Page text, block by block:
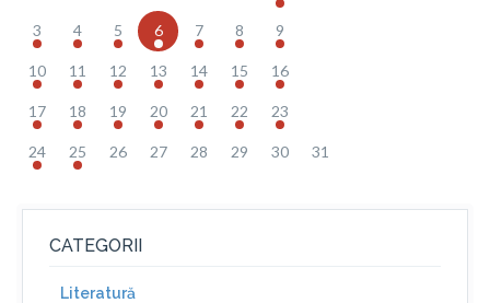
3 4 5 6 7 8 9
10 11 12 13 14 15 16
17 18 19 20 21 22 23
24 25 26 27 28 29 30 31
CATEGORII
Literatură